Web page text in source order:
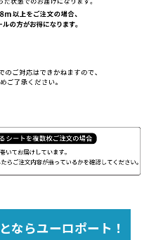
ならユーロポート！